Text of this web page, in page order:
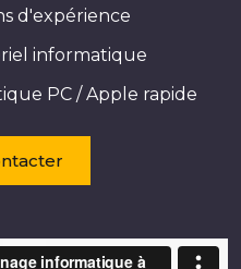
d'expérience
informatique
PC / Apple rapide